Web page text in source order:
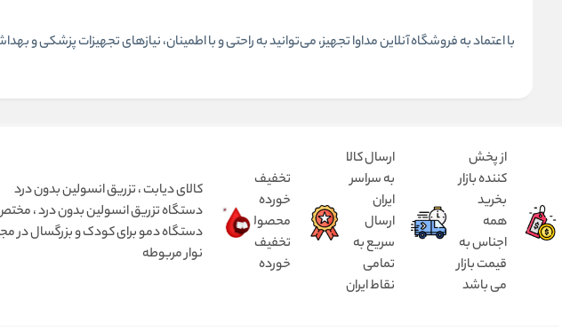
با اعتماد به فروشگاه آنلاین مداوا تجهیز، می‌توانید به راحتی و با اطمینان، نیازهای تجهیزات پزشکی و
از پخش
کننده بازار
بخرید
همه
اجناس به
قیمت بازار
می باشد
ارسال کالا
به سراسر
ایران
ارسال
سریع به
تمامی
نقاط ایران
تخفیف
خورده
محصولات
تخفیف
خورده
کالای دیابت ، تزریق انسولین بدون درد
دستگاه دمو برای کودک و بزرگسال در
نوار مربوطه